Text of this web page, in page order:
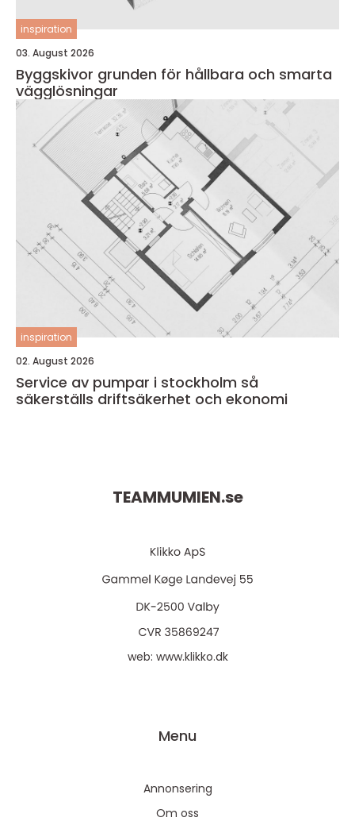
inspiration
03. August 2026
Byggskivor grunden för hållbara och smarta
vägglösningar
inspiration
02. August 2026
Service av pumpar i stockholm så
säkerställs driftsäkerhet och ekonomi
TEAMMUMIEN.se
web: www.klikko.dk
Menu
Annonsering
Om oss